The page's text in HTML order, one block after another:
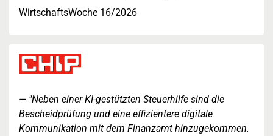
WirtschaftsWoche 16/2026
"Neben einer KI-gestützten Steuerhilfe sind die
Bescheidprüfung und eine effizientere digitale
Kommunikation mit dem Finanzamt hinzugekommen.